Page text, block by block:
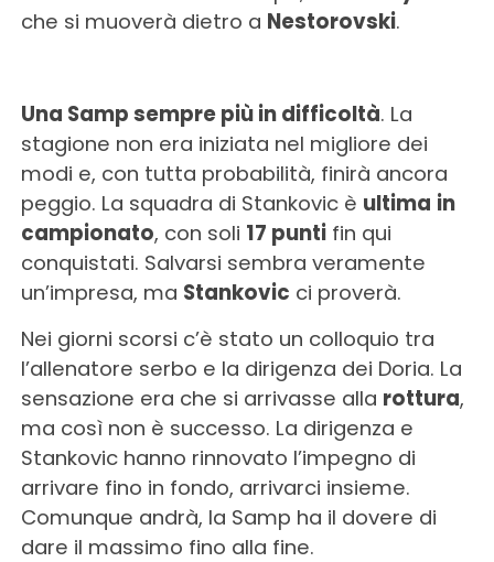
che si muoverà dietro a Nestorovski.
Una Samp sempre più in difficoltà. La
stagione non era iniziata nel migliore dei
modi e, con tutta probabilità, finirà ancora
peggio. La squadra di Stankovic è ultima in
campionato, con soli 17 puntifin qui
conquistati. Salvarsi sembra veramente
un’impresa, ma Stankovic ci proverà.
Nei giorni scorsi c’è stato un colloquio tra
l’allenatore serbo e la dirigenza dei Doria. La
sensazione era che si arrivasse alla rottura,
ma così non è successo. La dirigenza e
Stankovic hanno rinnovato l’impegno di
arrivare fino in fondo, arrivarci insieme.
Comunque andrà, la Samp ha il dovere di
dare il massimo fino alla fine.